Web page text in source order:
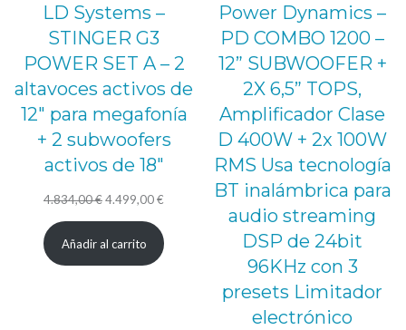
LD Systems –
STINGER G3
POWER SET A – 2
altavoces activos de
12″ para megafonía
+ 2 subwoofers
activos de 18″
4.834,00€El
precio
original
4.499,00€
actual
4.499,00 €.
Añadir al carrito
Power Dynamics –
PD COMBO 1200 –
12” SUBWOOFER +
2X 6,5” TOPS,
Amplificador Clase
D 400W + 2x 100W
RMS Usa tecnología
BT inalámbrica para
audio streaming
DSP de 24bit
96KHz con 3
presets Limitador
electrónico